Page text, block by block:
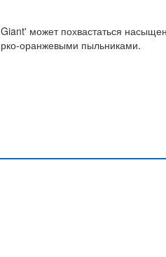
может похвастаться
оранжевыми пыльниками.